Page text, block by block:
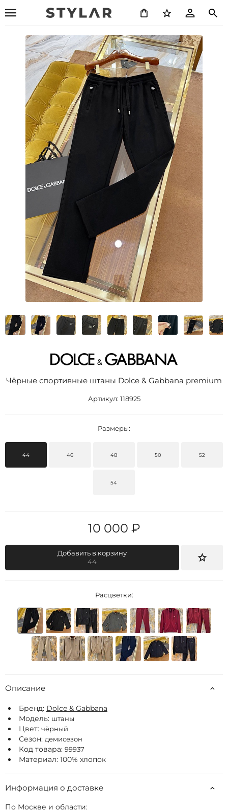
Чёрные спортивные штаны Dolce & Gabbana premium
Артикул: 118925
Размеры:
44 46 48 50 52
54
10 000 ₽
Добавить в корзину
44
Расцветки:
Описание
Бренд: Dolce & Gabbana
Модель: штаны
Цвет: чёрный
Сезон: демисезон
Код товара: 99937
Материал: 100% хлопок
Информация о доставке
По Москве и области: